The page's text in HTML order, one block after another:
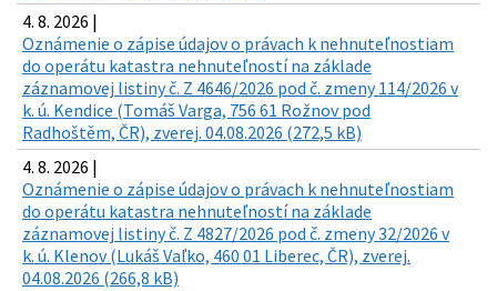
4. 8. 2026 |
Oznámenie o zápise údajov o právach k nehnuteľnostiam
do operátu katastra nehnuteľností na základe
záznamovej listiny č. Z 4646/2026 pod č. zmeny 114/2026 v
k. ú. Kendice (Tomáš Varga, 756 61 Rožnov pod
Radhoštěm, ČR), zverej. 04.08.2026 (272,5 kB)
4. 8. 2026 |
Oznámenie o zápise údajov o právach k nehnuteľnostiam
do operátu katastra nehnuteľností na základe
záznamovej listiny č. Z 4827/2026 pod č. zmeny 32/2026 v
k. ú. Klenov (Lukáš Vaľko, 460 01 Liberec, ČR), zverej.
04.08.2026 (266,8 kB)